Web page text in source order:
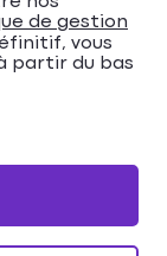
Pantin
1
de gestion
vous
partir du bas